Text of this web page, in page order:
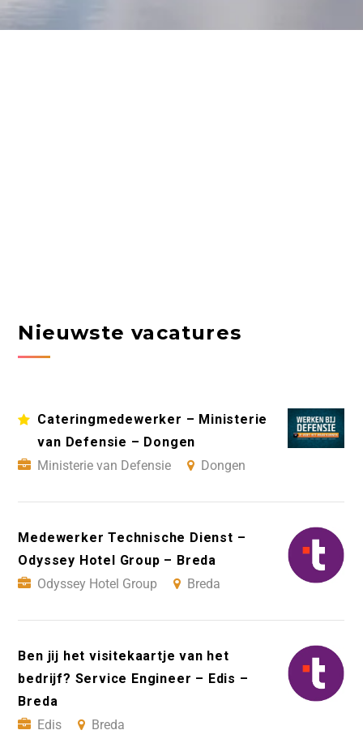
Nieuwste vacatures
Cateringmedewerker – Ministerie
van Defensie – Dongen
Ministerie van Defensie
Dongen
Medewerker Technische Dienst –
Odyssey Hotel Group – Breda
Odyssey Hotel Group
Breda
Ben jij het visitekaartje van het
bedrijf? Service Engineer – Edis –
Breda
Edis
Breda